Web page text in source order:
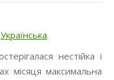
Українська.
нестійка і
місяця максимальна